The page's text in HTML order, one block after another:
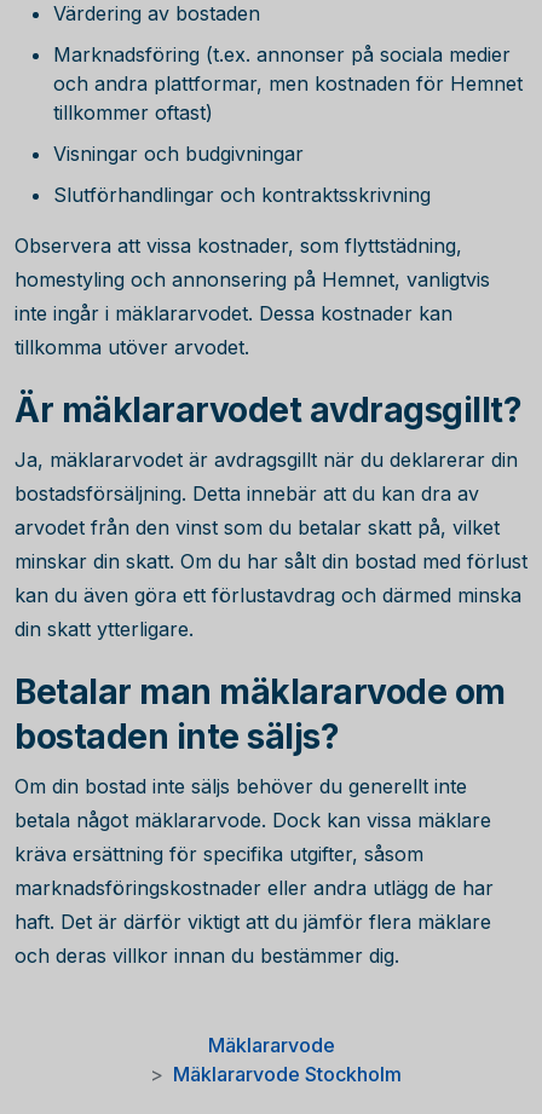
Värdering av bostaden
Marknadsföring (t.ex. annonser på sociala medier
och andra plattformar, men kostnaden för Hemnet
tillkommer oftast)
Visningar och budgivningar
Slutförhandlingar och kontraktsskrivning
Observera att vissa kostnader, som flyttstädning,
homestyling och annonsering på Hemnet, vanligtvis
inte ingår i mäklararvodet. Dessa kostnader kan
tillkomma utöver arvodet.
Är mäklararvodet avdragsgillt?
Ja, mäklararvodet är avdragsgillt när du deklarerar din
bostadsförsäljning. Detta innebär att du kan dra av
arvodet från den vinst som du betalar skatt på, vilket
minskar din skatt. Om du har sålt din bostad med förlust
kan du även göra ett förlustavdrag och därmed minska
din skatt ytterligare.
Betalar man mäklararvode om
bostaden inte säljs?
Om din bostad inte säljs behöver du generellt inte
betala något mäklararvode. Dock kan vissa mäklare
kräva ersättning för specifika utgifter, såsom
marknadsföringskostnader eller andra utlägg de har
haft. Det är därför viktigt att du jämför flera mäklare
och deras villkor innan du bestämmer dig.
Mäklararvode
Mäklararvode Stockholm